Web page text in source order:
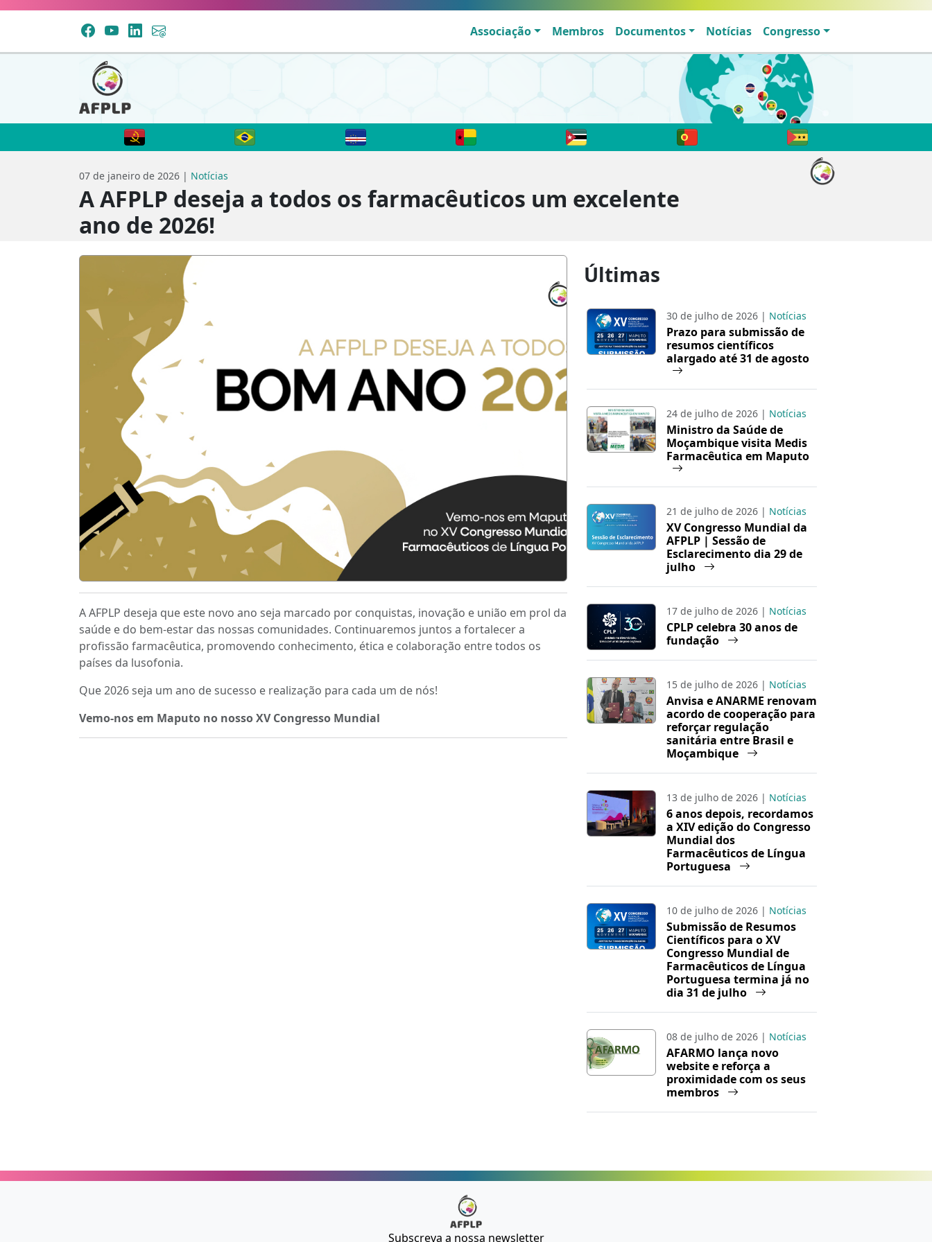
Associação Membros Documentos Notícias Congresso
07 de janeiro de 2026 | Notícias
A AFPLP deseja a todos os farmacêuticos um excelente
ano de 2026!
A AFPLP deseja que este novo ano seja marcado por conquistas, inovação e união em prol da
saúde e do bem-estar das nossas comunidades. Continuaremos juntos a fortalecer a
profissão farmacêutica, promovendo conhecimento, ética e colaboração entre todos os
países da lusofonia.
Que 2026 seja um ano de sucesso e realização para cada um de nós!
Vemo-nos em Maputo no nosso XV Congresso Mundial
Últimas
30 de julho de 2026 | Notícias
Prazo para submissão de
resumos científicos
alargado até 31 de agosto
24 de julho de 2026 | Notícias
Ministro da Saúde de
Moçambique visita Medis
Farmacêutica em Maputo
21 de julho de 2026 | Notícias
XV Congresso Mundial da
AFPLP | Sessão de
Esclarecimento dia 29 de
julho
17 de julho de 2026 | Notícias
CPLP celebra 30 anos de
fundação
15 de julho de 2026 | Notícias
Anvisa e ANARME renovam
acordo de cooperação para
reforçar regulação
sanitária entre Brasil e
Moçambique
13 de julho de 2026 | Notícias
6 anos depois, recordamos
a XIV edição do Congresso
Mundial dos
Farmacêuticos de Língua
Portuguesa
10 de julho de 2026 | Notícias
Submissão de Resumos
Científicos para o XV
Congresso Mundial de
Farmacêuticos de Língua
Portuguesa termina já no
dia 31 de julho
08 de julho de 2026 | Notícias
AFARMO lança novo
website e reforça a
proximidade com os seus
membros
Subscreva a nossa newsletter